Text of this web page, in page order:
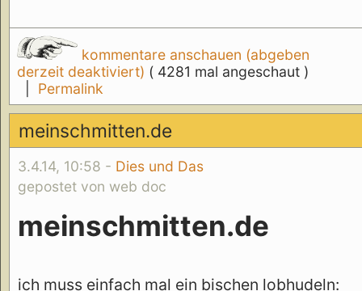
kommentare anschauen (abgeben
derzeit deaktiviert) ( 4281 mal angeschaut )
Permalink
meinschmitten.de
3.4.14, 10:58 - Dies und Das
gepostet von web doc
meinschmitten.de
ich muss einfach mal ein bischen lobhudeln: